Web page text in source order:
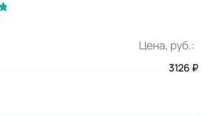
Цена, руб.:
3126 ₽